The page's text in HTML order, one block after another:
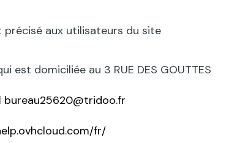
précisé aux utilisateurs du site
est domiciliée au 3 RUE DES GOUTTES
bureau25620@tridoo.fr
fr/